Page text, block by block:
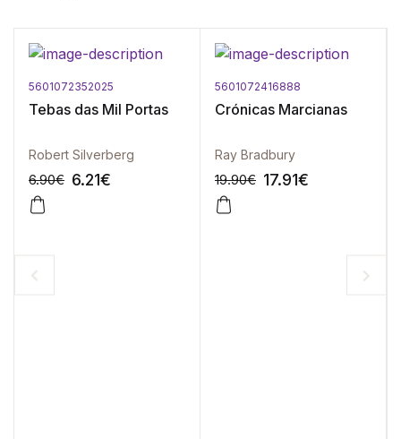
5601072352025
Tebas das Mil Portas
Robert Silverberg
6.90€ 6.21€
-10%
5601072416888
Crónicas Marcianas
Ray Bradbury
19.90€ 17.91€